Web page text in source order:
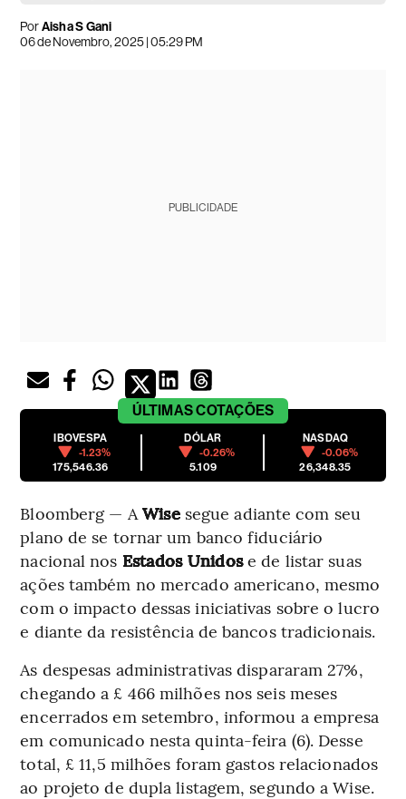
PorAisha S Gani
06 de Novembro, 2025 | 05:29 PM
PUBLICIDADE
ÚLTIMASCOTAÇÕES
IBOVESPA
-1.23%
175,546.36
DÓLAR
-0.26%
5.109
NASDAQ
-0.06%
26,348.35
Bloomberg — A Wisesegue adiante com seu
plano de se tornar um banco fiduciário
nacional nos Estados Unidose de listar suas
ações também no mercado americano, mesmo
com o impacto dessas iniciativas sobre o lucro
e diante da resistência de bancos tradicionais.
As despesas administrativas dispararam 27%,
chegando a £ 466 milhões nos seis meses
encerrados em setembro, informou a empresa
em comunicado nesta quinta-feira (6). Desse
total, £ 11,5 milhões foram gastos relacionados
ao projeto de dupla listagem, segundo a Wise.